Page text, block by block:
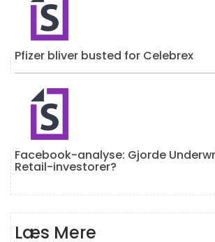
Pfizer bliver busted for Celebrex
Facebook-analyse: Gjorde
Retail-investorer?
Læs Mere